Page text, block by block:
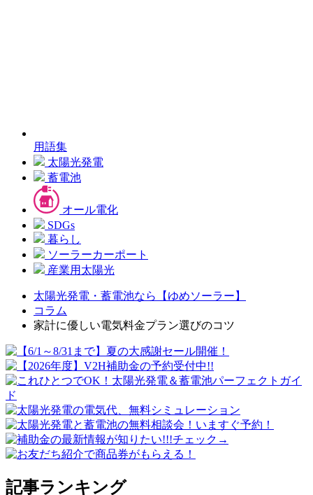
用語集
太陽光発電
蓄電池
オール電化
SDGs
暮らし
ソーラーカーポート
産業用太陽光
太陽光発電・蓄電池なら【ゆめソーラー】
コラム
家計に優しい電気料金プラン選びのコツ
記事ランキング